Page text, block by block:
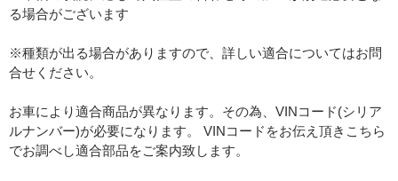
る場合がございます
※種類が出る場合がありますので、詳しい適合についてはお問
合せください。
お車により適合商品が異なります。その為、VINコード(シリア
ルナンバー)が必要になります。 VINコードをお伝え頂きこちら
でお調べし適合部品をご案内致します。